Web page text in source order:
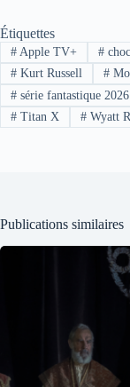
Étiquettes
#Apple TV+ #
#Kurt Russell #
#série fantastique 2026
#Titan X #Wyatt
Publications similaires